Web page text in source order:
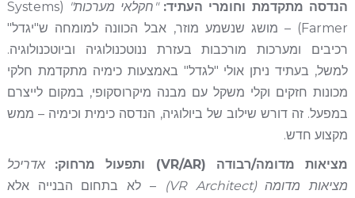
הנדסה מתקדמת וחומרי העתיד: "חקלאי מערכות"
(Systems
Farmer) – מושג שנשמע מוזר, אבל הכוונה למומחה ש"יגדל"
רכיבים ומערכות מורכבות בעזרת ננוטכנולוגיה וביוטכנולוגיה.
למשל, בעתיד ניתן אולי "לגדל" באמצעות כימיה מתקדמת חלקי
מכונות חזקים וקלי משקל עם מבנה מיקרוסקופי, במקום לייצרם
במפעל. זה דורש שילוב של ביולוגיה, הנדסה כימית וכימיה – ממש
מקצוע חדש.
מציאות מדומה/רבודה (VR/AR) ותפעול מרחוק:
אדריכל
מציאות מדומה (VR Architect)
– לא בתחום הבנייה אלא